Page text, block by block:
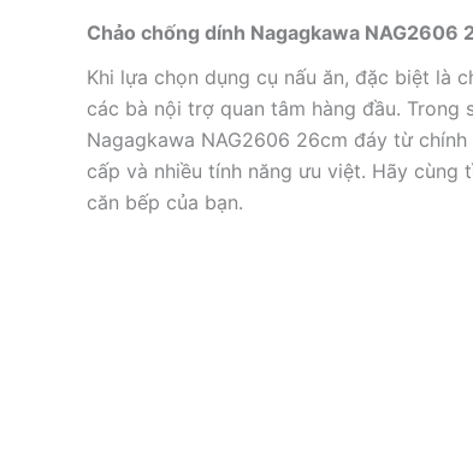
Chảo chống dính Nagagkawa NAG2606
Khi lựa chọn dụng cụ nấu ăn, đặc biệt là
các bà nội trợ quan tâm hàng đầu.
Nagagkawa NAG2606 26cm đáy từ
cấp và nhiều tính năng ưu việt. Hãy
căn bếp của bạn.